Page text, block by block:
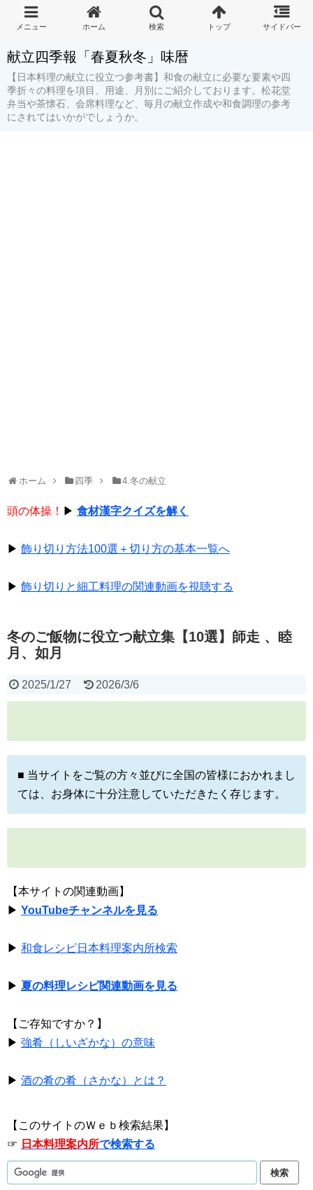
献立四季報「春夏秋冬」味暦
【日本料理の献立に役立つ参考書】和食の献立に必要な要素や四
季折々の料理を項目、用途、月別にご紹介しております。松花堂
弁当や茶懐石、会席料理など、毎月の献立作成や和食調理の参考
にされてはいかがでしょうか。
ホーム 四季 4.冬の献立
頭の体操！ ▶ 食材漢字クイズを解く
▶ 飾り切り方法100選＋切り方の基本一覧へ
▶ 飾り切りと細工料理の関連動画を視聴する
冬のご飯物に役立つ献立集【10選】師走 、睦
月、如月
2025/1/27 2026/3/6
■ 当サイトをご覧の方々並びに全国の皆様におかれまし
ては、お身体に十分注意していただきたく存じます。
【本サイトの関連動画】
▶ YouTubeチャンネルを見る
▶ 和食レシピ日本料理案内所検索
▶ 夏の料理レシピ関連動画を見る
【ご存知ですか？】
▶ 強肴（しいざかな）の意味
▶ 酒の肴の肴（さかな）とは？
【このサイトのＷｅｂ検索結果】
☞ 日本料理案内所で検索する